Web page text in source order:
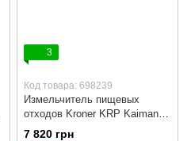
3
Код товара: 698239
Измельчитель пищевых
отходов Kroner KRP Kaiman
WHI-550W
7 820 грн